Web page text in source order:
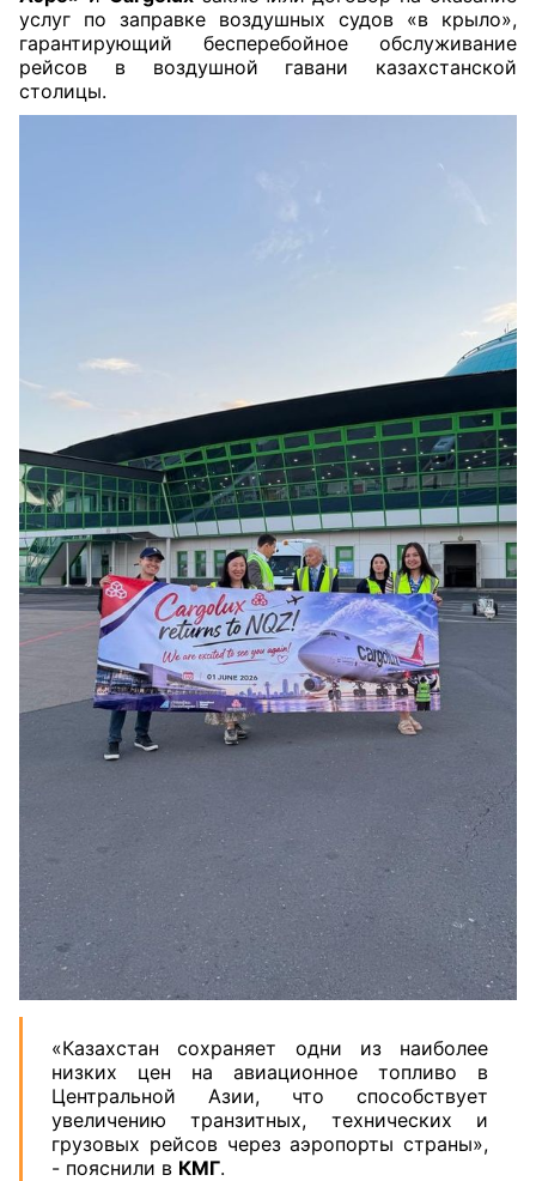
услуг по заправке воздушных судов «в крыло»,
гарантирующий бесперебойное обслуживание
рейсов в воздушной гавани казахстанской
столицы.
«Казахстан сохраняет одни из наиболее
низких цен на авиационное топливо в
Центральной Азии, что способствует
увеличению транзитных, технических и
грузовых рейсов через аэропорты страны»,
- пояснили в КМГ.